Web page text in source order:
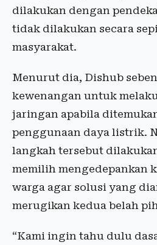
dilakukan dengan
tidak dilakukan secara
masyarakat.
Menurut dia, Dishub
kewenangan untuk
jaringan apabila
penggunaan daya listrik.
langkah tersebut
memilih mengedepankan
warga agar solusi yang
merugikan kedua belah
“Kami ingin tahu dulu